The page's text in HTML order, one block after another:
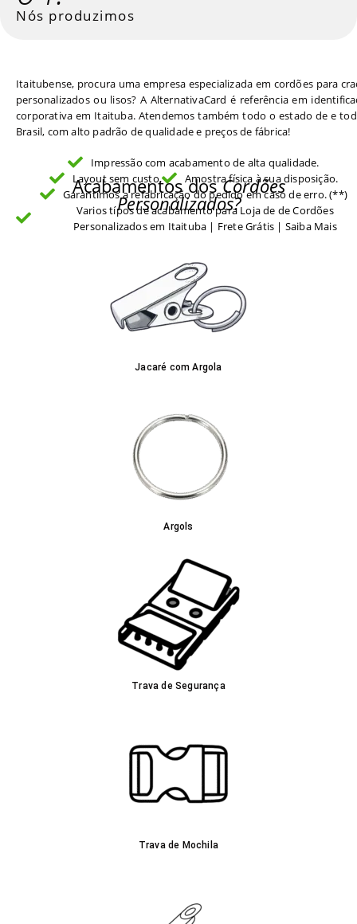
Nós produzimos
Itaitubense, procura uma empresa especializada em cordões para
personalizados ou lisos? A AlternativaCard é referência em
corporativa em Itaituba. Atendemos também todo o estado de e
Brasil, com alto padrão de qualidade e preços de fábrica!
Impressão com acabamento de alta qualidade.
Layout sem custo.
Amostra física à sua disposição.
Garantimos a refabricação do pedido em caso de erro. (**)
Varios típos de acabamento para Loja de de Cordões
Personalizados em Itaituba | Frete Grátis | Saiba Mais
Acabamentos dosCordões
Personalizados?
Jacaré com Argola
Argols
Trava de Segurança
Trava de Mochila